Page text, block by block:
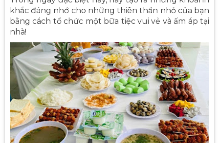
khắc đáng nhớ cho những thiên thần nhỏ của bạn
bằng cách tổ chức một bữa tiệc vui vẻ và ấm áp tại
nhà!